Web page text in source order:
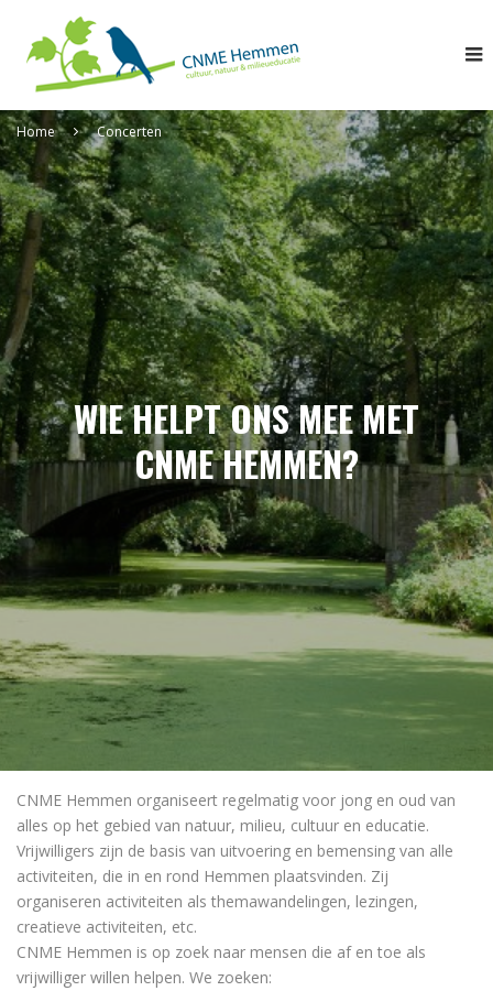
Home Concerten
WIE HELPT ONS MEE MET
CNME HEMMEN?
CNME Hemmen organiseert regelmatig voor jong en oud van
alles op het gebied van natuur, milieu, cultuur en educatie.
Vrijwilligers zijn de basis van uitvoering en bemensing van alle
activiteiten, die in en rond Hemmen plaatsvinden. Zij
organiseren activiteiten als themawandelingen, lezingen,
creatieve activiteiten, etc.
CNME Hemmen is op zoek naar mensen die af en toe als
vrijwilliger willen helpen. We zoeken: